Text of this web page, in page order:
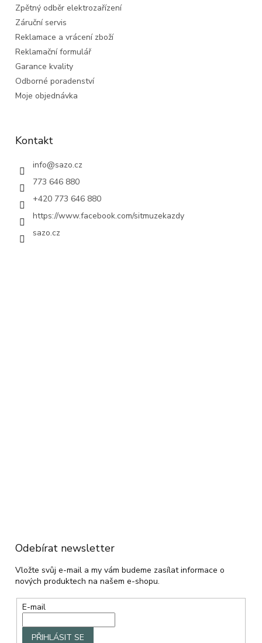
Zpětný odběr elektrozařízení
Záruční servis
Reklamace a vrácení zboží
Reklamační formulář
Garance kvality
Odborné poradenství
Moje objednávka
Kontakt
info@sazo.cz
773 646 880
+420 773 646 880
https://www.facebook.com/sitmuzekazdy
sazo.cz
Odebírat newsletter
Vložte svůj e-mail a my vám budeme zasílat informace o
nových produktech na našem e-shopu.
E-mail
PŘIHLÁSIT SE